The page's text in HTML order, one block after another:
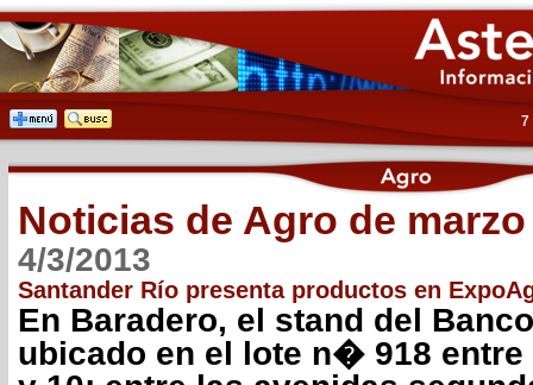
7
Noticias de Agro de
4/3/2013
Santander Río presenta productos en
En Baradero, el stand del
ubicado en el lote n� 918